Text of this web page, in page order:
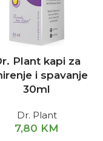
Plant kapi za
i spavanje
30ml
Dr. Plant
7,80 KM